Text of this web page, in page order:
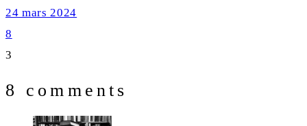
out
of
5.
24 mars 2024
8
3
8 comments